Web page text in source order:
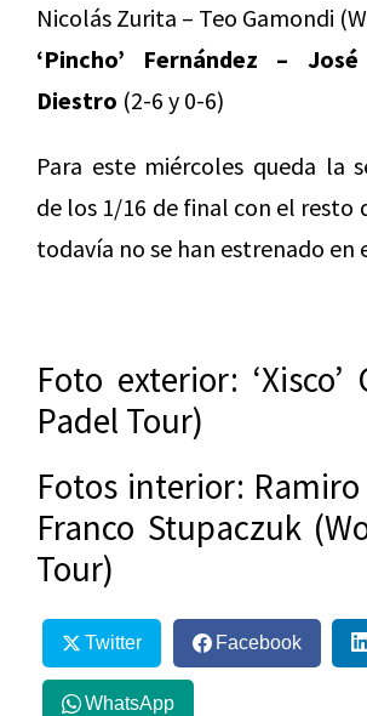
Nicolás Zurita – Teo Gamondi
‘Pincho’ Fernández –
Diestro (2-6 y 0-6)
Para este miércoles queda la
de los 1/16 de final con el resto
todavía no se han estrenado en
Foto exterior: ‘Xisco’
Padel Tour)
Fotos interior:
Franco Stupaczuk
Tour)
Twitter Facebook
WhatsApp